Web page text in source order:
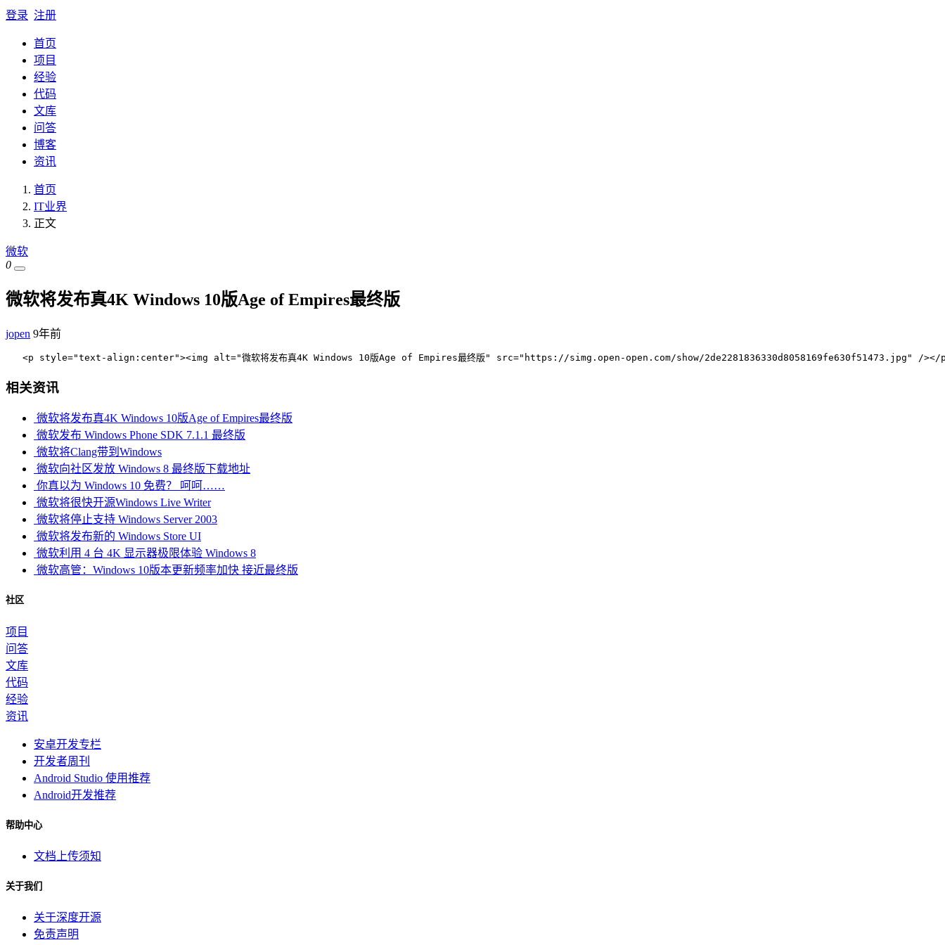
登录 注册
首页
项目
经验
代码
文库
问答
博客
资讯
首页
IT业界
正文
微软
0
微软将发布真4K Windows 10版Age of Empires最终版
jopen 9年前
<p style="text-align:center"><img alt="微软将发布真4K Windows 10版Age of Empires最终版" src="https://simg.open-open.com/show/2de2281836330d8058169fe630f51473.jpg" /></p>
相关资讯
微软将发布真4K Windows 10版Age of Empires最终版
微软发布 Windows Phone SDK 7.1.1 最终版
微软将Clang带到Windows
微软向社区发放 Windows 8 最终版下载地址
你真以为 Windows 10 免费？ 呵呵……
微软将很快开源Windows Live Writer
微软将停止支持 Windows Server 2003
微软将发布新的 Windows Store UI
微软利用 4 台 4K 显示器极限体验 Windows 8
微软高管：Windows 10版本更新频率加快 接近最终版
社区
项目
问答
文库
代码
经验
资讯
安卓开发专栏
开发者周刊
Android Studio 使用推荐
Android开发推荐
帮助中心
文档上传须知
关于我们
关于深度开源
免责声明